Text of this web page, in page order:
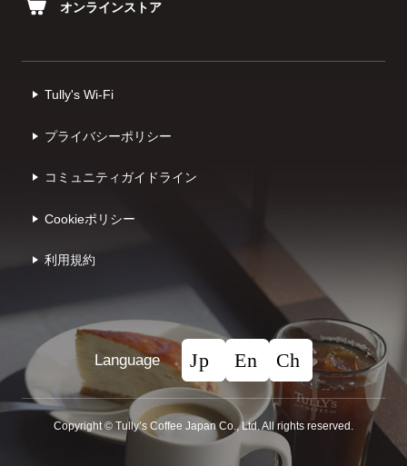
オンラインストア
Tully's Wi-Fi
プライバシーポリシー
コミュニティガイドライン
Cookieポリシー
利⽤規約
Language
Copyright © Tullyʼs Coffee Japan Co., Ltd. All rights reserved.